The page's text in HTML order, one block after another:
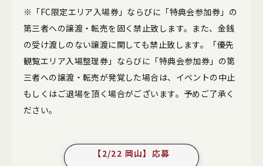
※「FC限定エリア入場券」ならびに「特典会参加券」の
第三者への譲渡・転売を固く禁止致します。また、金銭
の受け渡しのない譲渡に関しても禁止致します。「優先
観覧エリア入場整理券」ならびに「特典会参加券」の第
三者への譲渡・転売が発覚した場合は、イベントの中止
もしくはご退場を頂く場合がございます。予めご了承く
ださい。
【2/22 岡山】応募